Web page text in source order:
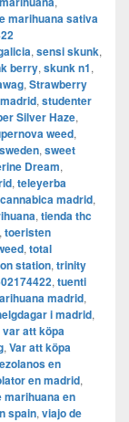
marihuana sativa
, sensi skunk,
berry, skunk n1,
, Strawberry
, studenter
Silver Haze,
weed,
sweden, sweet
Dream,
, teleyerba
madrid,
, tienda thc
, toeristen
, total
station, trinity
, tuenti
madrid,
i madrid,
var att köpa
, Var att köpa
en
en madrid,
marihuana en
spain, viajo de